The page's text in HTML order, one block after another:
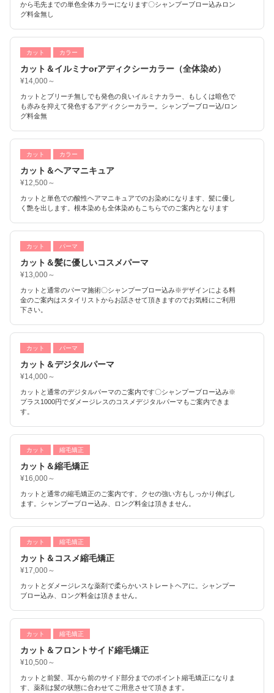
から毛先までの単色全体カラーになります〇シャンプーブロー込みロン
グ料金無し
カット カラー
カット＆イルミナorアディクシーカラー（全体染め）
¥14,000～
カットとブリーチ無しでも発色の良いイルミナカラー、もしくは暗色で
も赤みを抑えて発色するアディクシーカラー。シャンプーブロー込/ロン
グ料金無
カット カラー
カット＆ヘアマニキュア
¥12,500～
カットと単色での酸性ヘアマニキュアでのお染めになります、髪に優し
く艶を出します。根本染めも全体染めもこちらでのご案内となります
カット パーマ
カット＆髪に優しいコスメパーマ
¥13,000～
カットと通常のパーマ施術〇シャンプーブロー込み※デザインによる料
金のご案内はスタイリストからお話させて頂きますのでお気軽にご利用
下さい。
カット パーマ
カット＆デジタルパーマ
¥14,000～
カットと通常のデジタルパーマのご案内です〇シャンプーブロー込み※
プラス1000円でダメージレスのコスメデジタルパーマもご案内できま
す。
カット 縮毛矯正
カット＆縮毛矯正
¥16,000～
カットと通常の縮毛矯正のご案内です。クセの強い方もしっかり伸ばし
ます。シャンプーブロー込み、ロング料金は頂きません。
カット 縮毛矯正
カット＆コスメ縮毛矯正
¥17,000～
カットとダメージレスな薬剤で柔らかいストレートヘアに。シャンプー
ブロー込み、ロング料金は頂きません。
カット 縮毛矯正
カット＆フロントサイド縮毛矯正
¥10,500～
カットと前髪、耳から前のサイド部分までのポイント縮毛矯正になりま
す、薬剤は髪の状態に合わせてご用意させて頂きます。